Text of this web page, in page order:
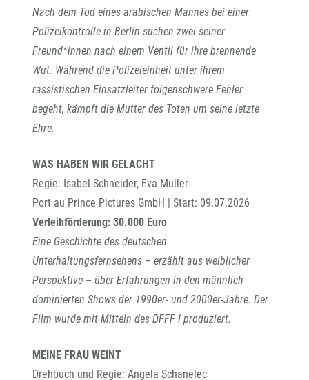
Nach dem Tod eines arabischen Mannes bei einer
Polizeikontrolle in Berlin suchen zwei seiner
Freund*innen nach einem Ventil für ihre brennende
Wut. Während die Polizeieinheit unter ihrem
rassistischen Einsatzleiter folgenschwere Fehler
begeht, kämpft die Mutter des Toten um seine letzte
Ehre.
WAS HABEN WIR GELACHT
Regie: Isabel Schneider, Eva Müller
Port au Prince Pictures GmbH | Start: 09.07.2026
Verleihförderung: 30.000 Euro
Eine Geschichte des deutschen
Unterhaltungsfernsehens – erzählt aus weiblicher
Perspektive – über Erfahrungen in den männlich
dominierten Shows der 1990er- und 2000er-Jahre. Der
Film wurde mit Mitteln des DFFF I produziert.
MEINE FRAU WEINT
Drehbuch und Regie: Angela Schanelec